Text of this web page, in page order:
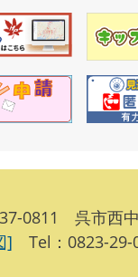
0811 呉市西
] Tel：0823-29-